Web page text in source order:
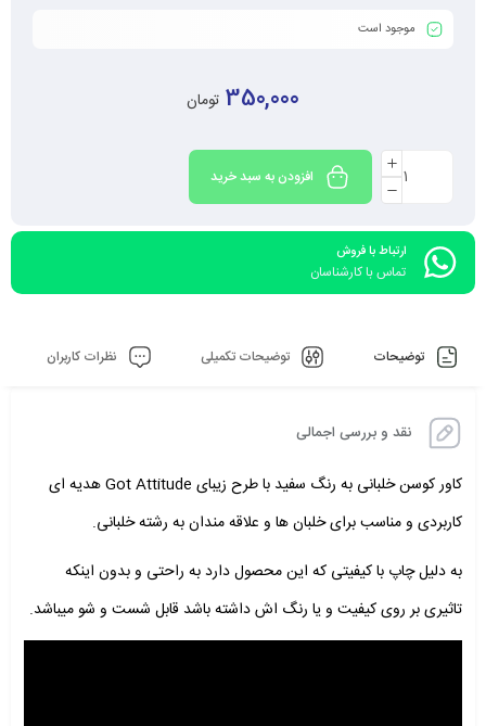
موجود است
350,000 تومان
افزودن به سبد خرید
ارتباط با فروش
تماس با کارشناسان
توضیحات توضیحات تکمیلی نظرات کاربران
نقد و بررسی اجمالی
کاور کوسن خلبانی به رنگ سفید با طرح زیبای Got Attitude هدیه ای
کاربردی و مناسب برای خلبان ها و علاقه مندان به رشته خلبانی.
به دلیل چاپ با کیفیتی که این محصول دارد به راحتی و بدون اینکه
تاثیری بر روی کیفیت و یا رنگ اش داشته باشد قابل شست و شو میباشد.